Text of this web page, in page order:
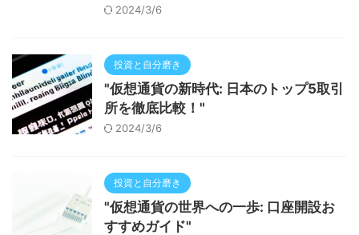
2024/3/6
投資と自分磨き
"仮想通貨の新時代: 日本のトップ5取引
所を徹底比較！"
2024/3/6
投資と自分磨き
"仮想通貨の世界への一歩: 口座開設お
すすめガイド"